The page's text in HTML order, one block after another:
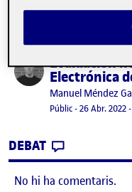
Publicat perEvaluación
Electrónica
Publicat per
Manuel Méndez
Visibilitat:
Públic-Data de
26 Abr. 2022-
DEBAT
No hi ha comentaris.